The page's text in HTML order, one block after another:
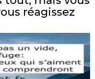
réagissez